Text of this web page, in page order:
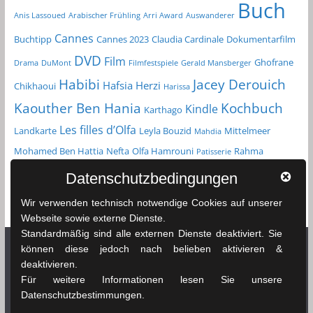
Anis Lassoued Arabischer Frühling Arri Award Auswanderer Buch
Buchtipp Cannes Cannes 2023 Claudia Cardinale Dokumentarfilm
Drama DuMont DVD Film Filmfestspiele Gerald Mansberger Ghofrane
Chikhaoui Habibi Hafsia Herzi Harissa Jacey Derouich
Kaouther Ben Hania Karthago Kindle Kochbuch
Landkarte Les filles d’Olfa Leyla Bouzid Mahdia Mittelmeer
Mohamed Ben Hattia Nefta Olfa Hamrouni Patisserie Rahma
Reiseführer Roman Sfax Spielfilm
sprachenlernen24.de Straßenkarte Taschenbuch Tozeur Tunesien
Tunis
Netzwerk Tunesienexplorer
Datenschutzbedingungen
Wir verwenden technisch notwendige Cookies auf unserer
Webseite sowie externe Dienste.
Standardmäßig sind alle externen Dienste deaktiviert. Sie
können diese jedoch nach belieben aktivieren &
deaktivieren.
Für weitere Informationen lesen Sie unsere
Datenschutzbestimmungen.